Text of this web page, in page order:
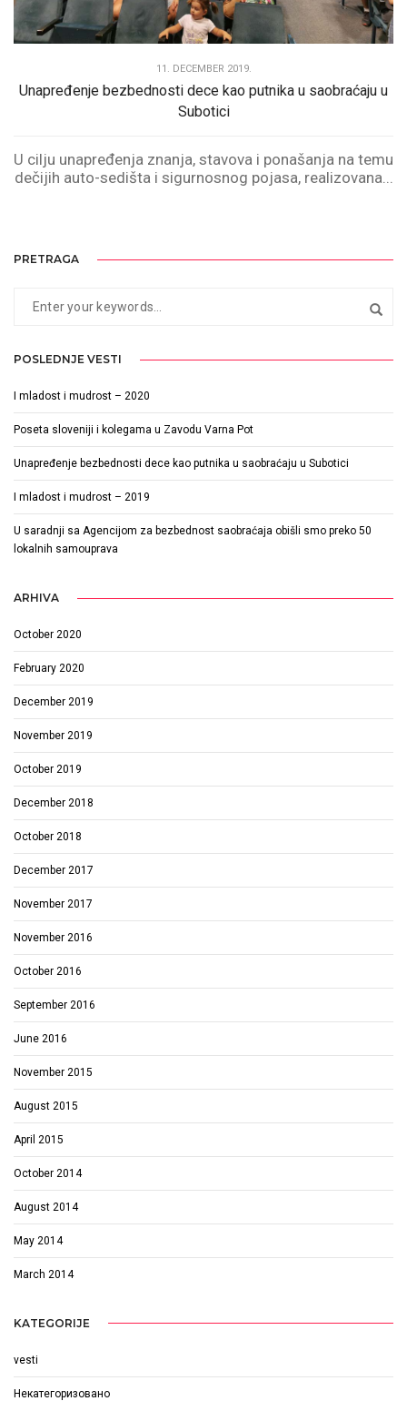
11. DECEMBER 2019.
Unapređenje bezbednosti dece kao putnika u saobraćaju u
Subotici
U cilju unapređenja znanja, stavova i ponašanja na temu
dečijih auto-sedišta i sigurnosnog pojasa, realizovana...
PRETRAGA
POSLEDNJE VESTI
I mladost i mudrost – 2020
Poseta sloveniji i kolegama u Zavodu Varna Pot
Unapređenje bezbednosti dece kao putnika u saobraćaju u Subotici
I mladost i mudrost – 2019
U saradnji sa Agencijom za bezbednost saobraćaja obišli smo preko 50
lokalnih samouprava
ARHIVA
October 2020
February 2020
December 2019
November 2019
October 2019
December 2018
October 2018
December 2017
November 2017
November 2016
October 2016
September 2016
June 2016
November 2015
August 2015
April 2015
October 2014
August 2014
May 2014
March 2014
KATEGORIJE
vesti
Некатегоризовано